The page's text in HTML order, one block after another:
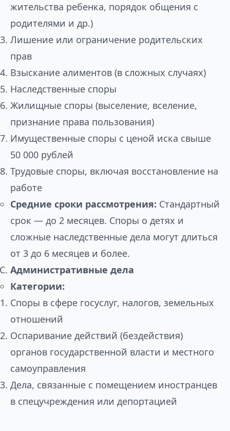
жительства ребенка, порядок общения с
родителями и др.)
Лишение или ограничение родительских
прав
Взыскание алиментов (в сложных случаях)
Наследственные споры
Жилищные споры (выселение, вселение,
признание права пользования)
Имущественные споры с ценой иска свыше
50 000 рублей
Трудовые споры, включая восстановление на
работе
Средние сроки рассмотрения: Стандартный
срок — до 2 месяцев. Споры о детях и
сложные наследственные дела могут длиться
от 3 до 6 месяцев и более.
Административные дела
Категории:
Споры в сфере госуслуг, налогов, земельных
отношений
Оспаривание действий (бездействия)
органов государственной власти и местного
самоуправления
Дела, связанные с помещением иностранцев
в спецучреждения или депортацией